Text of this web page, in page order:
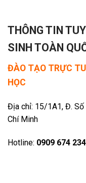
THÔNG TIN
SINH TOÀN
ĐÀO TẠO TRỰC
HỌC
Địa chỉ: 15/1A1, Đ. Số
Chí Minh
Hotline: 0909 674